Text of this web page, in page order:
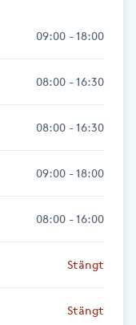
09:00 - 18:00
08:00 - 16:30
08:00 - 16:30
09:00 - 18:00
08:00 - 16:00
Stängt
Stängt